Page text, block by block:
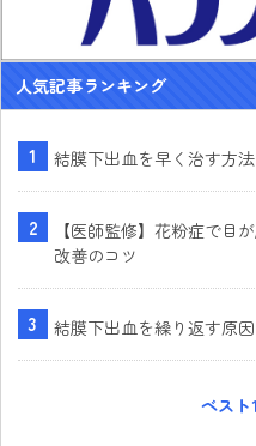
人気記事ランキング
結膜下出血を早く治す方法
【医師監修】花粉症で目
改善のコツ
結膜下出血を繰り返す原因
ベスト